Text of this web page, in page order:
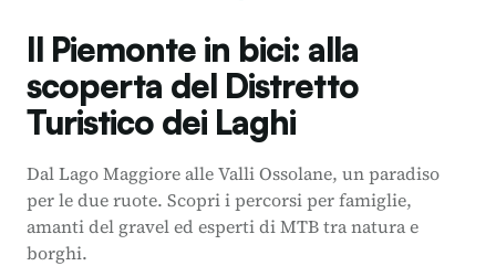
Il Piemonte in bici: alla
scoperta del Distretto
Turistico dei Laghi
Dal Lago Maggiore alle Valli Ossolane, un paradiso
per le due ruote. Scopri i percorsi per famiglie,
amanti del gravel ed esperti di MTB tra natura e
borghi.